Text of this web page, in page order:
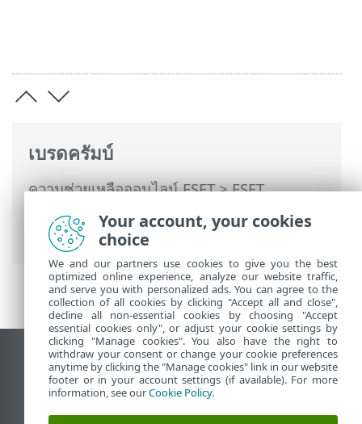
เบรดครัมบ์
ความช่วยเหลือออนไลน์ ESET>ESET
Endpoint Antivirus
การตั้งค่าขั้นสูง >การ
ป้องกัน> การป้องกันเอกสาร
ดูไซต์เดสก์ท็อป
End of Life
Your account, your cookies
choice
We and our partners use cookies to give you the best
optimized online experience, analyze our website traffic,
and serve you with personalized ads. You can agree to the
collection of all cookies by clicking "Accept all and close",
decline all non-essential cookies by choosing "Accept
essential cookies only", or adjust your cookie settings by
clicking "Manage cookies". You also have the right to
withdraw your consent or change your cookie preferences
anytime by clicking the "Manage cookies" link in our website
footer or in your account settings (if available). For more
information, see ourCookie Policy.